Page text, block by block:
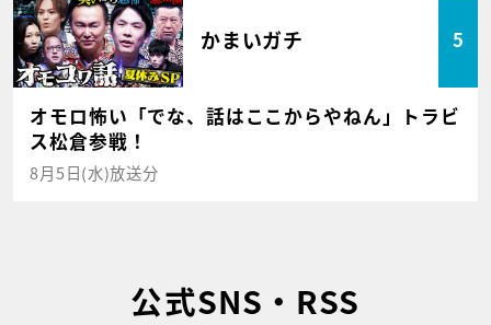
かまいガチ 5
オモロ怖い「でな、話はここからやねん」トラビ
ス松倉参戦！
8月5日(水)放送分
公式SNS・RSS